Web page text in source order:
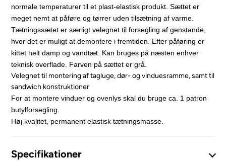
normale temperaturer til et plast-elastisk produkt. Sættet er
meget nemt at påføre og tørrer uden tilsætning af varme.
Tætningssætet er særligt velegnet til forsegling af genstande,
hvor det er muligt at demontere i fremtiden. Efter påføring er
kittet helt damp og vandtæt. Kan bruges på næsten enhver
teknisk overflade. Farven på sættet er grå.
Velegnet til montering af tagluge, dør- og vinduesramme, samt til
sandwich konstruktioner
For at montere vinduer og ovenlys skal du bruge ca. 1 patron
butylforsegling.
Høj kvalitet, permanent elastisk tætningsmasse.
Specifikationer